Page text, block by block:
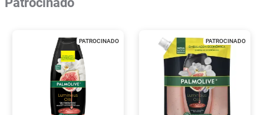
PATROCINADO PATROCINADO